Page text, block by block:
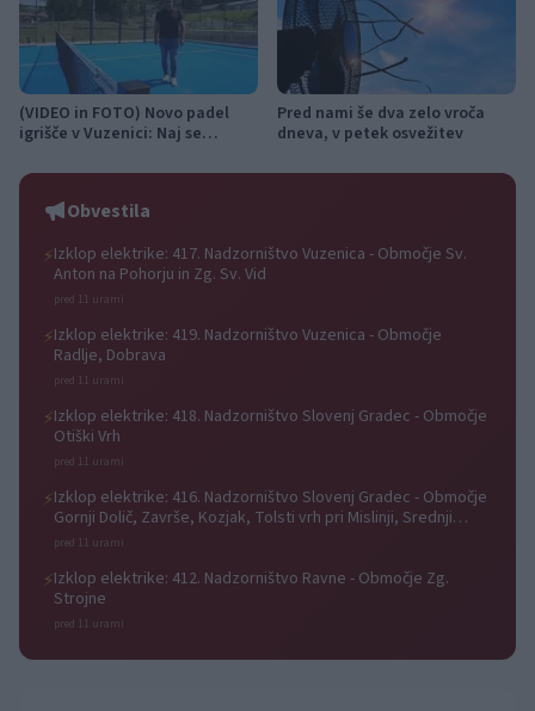
(VIDEO in FOTO) Novo padel
igrišče v Vuzenici: Naj se
začne
Pred nami še dva zelo vroča
dneva, v petek osvežitev
Obvestila
⚡Izklop elektrike: 417. Nadzorništvo Vuzenica - Območje Sv.
Anton na Pohorju in Zg. Sv. Vid
pred 11 urami
⚡Izklop elektrike: 419. Nadzorništvo Vuzenica - Območje
Radlje, Dobrava
pred 11 urami
⚡Izklop elektrike: 418. Nadzorništvo Slovenj Gradec - Območje
Otiški Vrh
pred 11 urami
⚡Izklop elektrike: 416. Nadzorništvo Slovenj Gradec - Območje
Gornji Dolič, Završe, Kozjak, Tolsti vrh pri Mislinji, Srednji
Dolič, Paka
pred 11 urami
⚡Izklop elektrike: 412. Nadzorništvo Ravne - Območje Zg.
Strojne
pred 11 urami